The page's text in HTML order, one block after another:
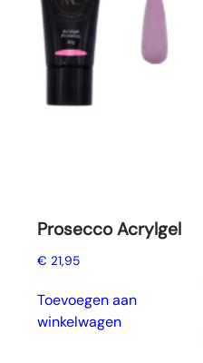
Prosecco Acrylgel
€ 21,95
Toevoegen aan
winkelwagen